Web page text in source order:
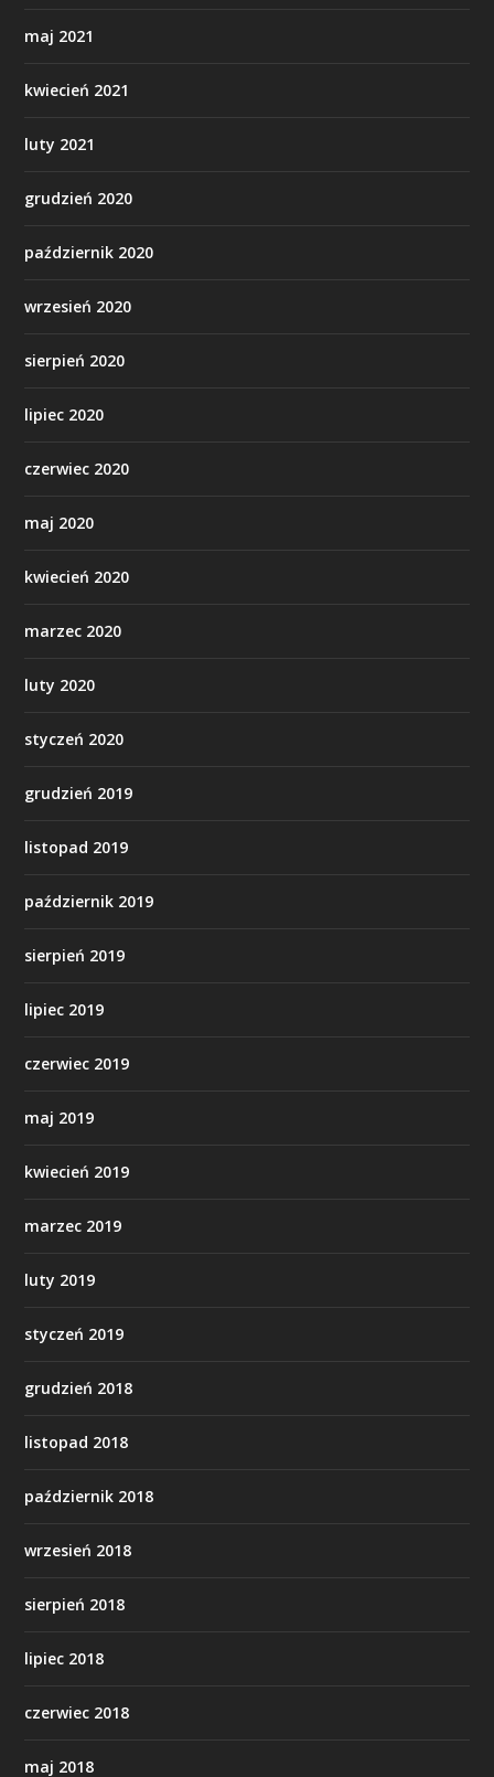
maj 2021
kwiecień 2021
luty 2021
grudzień 2020
październik 2020
wrzesień 2020
sierpień 2020
lipiec 2020
czerwiec 2020
maj 2020
kwiecień 2020
marzec 2020
luty 2020
styczeń 2020
grudzień 2019
listopad 2019
październik 2019
sierpień 2019
lipiec 2019
czerwiec 2019
maj 2019
kwiecień 2019
marzec 2019
luty 2019
styczeń 2019
grudzień 2018
listopad 2018
październik 2018
wrzesień 2018
sierpień 2018
lipiec 2018
czerwiec 2018
maj 2018